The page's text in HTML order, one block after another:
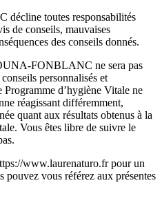
toutes responsabilités
de conseils, mauvaises
des conseils donnés.
FONBLANC ne sera pas
personnalisés et
Programme d’hygiène Vitale ne
réagissant différemment,
quant aux résultats obtenus à la
Vous êtes libre de suivre le
www.laurenaturo.fr pour un
pouvez vous référez aux présentes